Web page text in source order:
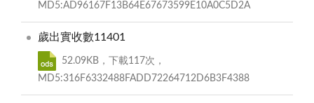
MD5:AD96167F13B64E67673599E10A0C5D2A
歲出實收數11401
52.09KB，下載117次，
MD5:316F6332488FADD72264712D6B3F4388